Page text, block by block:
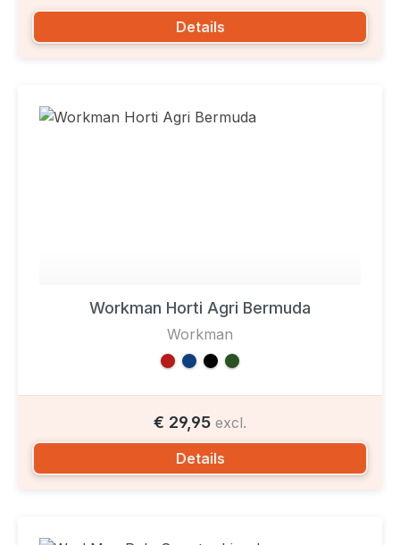
Details
Workman Horti Agri Bermuda
Workman
€ 29,95 excl.
Details